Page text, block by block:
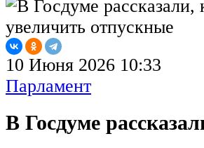
10 Июня 2026 10:33
Парламент
В Госдуме